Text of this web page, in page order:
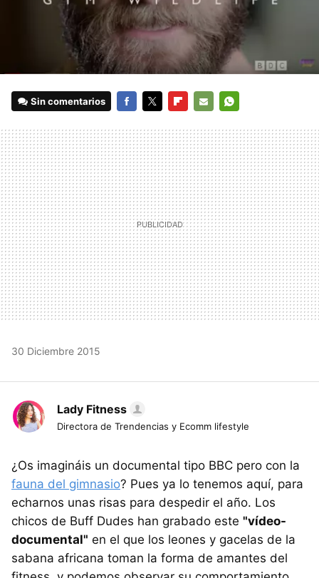
Sin comentarios
MAIL
30 Diciembre 2015
Lady Fitness
Directora de Trendencias y Ecomm lifestyle
¿Os imagináis un documental tipo BBC pero con la
fauna del gimnasio? Pues ya lo tenemos aquí, para
echarnos unas risas para despedir el año. Los
chicos de Buff Dudes han grabado este "vídeo-
documental" en el que los leones y gacelas de la
sabana africana toman la forma de amantes del